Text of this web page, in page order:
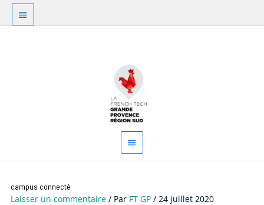
Aller
contenu
Au
dessus
principal
campus connecté
Laisser un commentaire / Par FT GP/24 juillet 2020
des
articles